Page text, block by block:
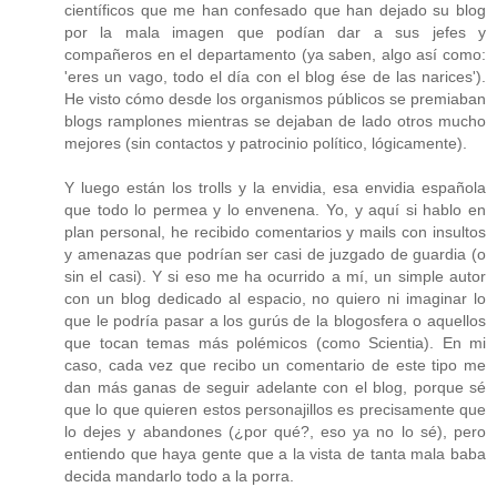
científicos que me han confesado que han dejado su blog
por la mala imagen que podían dar a sus jefes y
compañeros en el departamento (ya saben, algo así como:
'eres un vago, todo el día con el blog ése de las narices').
He visto cómo desde los organismos públicos se premiaban
blogs ramplones mientras se dejaban de lado otros mucho
mejores (sin contactos y patrocinio político, lógicamente).
Y luego están los trolls y la envidia, esa envidia española
que todo lo permea y lo envenena. Yo, y aquí si hablo en
plan personal, he recibido comentarios y mails con insultos
y amenazas que podrían ser casi de juzgado de guardia (o
sin el casi). Y si eso me ha ocurrido a mí, un simple autor
con un blog dedicado al espacio, no quiero ni imaginar lo
que le podría pasar a los gurús de la blogosfera o aquellos
que tocan temas más polémicos (como Scientia). En mi
caso, cada vez que recibo un comentario de este tipo me
dan más ganas de seguir adelante con el blog, porque sé
que lo que quieren estos personajillos es precisamente que
lo dejes y abandones (¿por qué?, eso ya no lo sé), pero
entiendo que haya gente que a la vista de tanta mala baba
decida mandarlo todo a la porra.